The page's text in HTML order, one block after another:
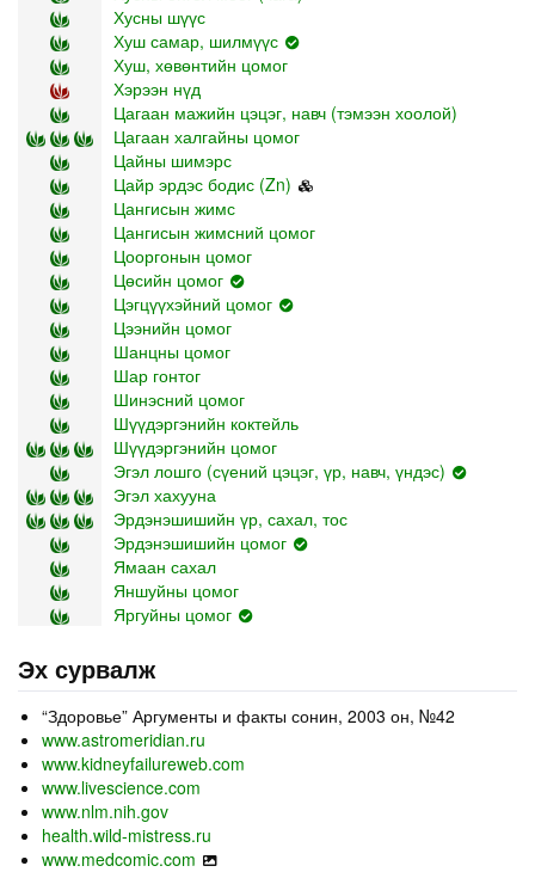
Хусны шүүс
Хуш самар, шилмүүс
Хуш, хөвөнтийн цомог
Хэрээн нүд
Цагаан мажийн цэцэг, навч (тэмээн хоолой)
Цагаан халгайны цомог
Цайны шимэрс
Цайр эрдэс бодис (Zn)
Цангисын жимс
Цангисын жимсний цомог
Цооргонын цомог
Цөсийн цомог
Цэгцүүхэйний цомог
Цээнийн цомог
Шанцны цомог
Шар гонтог
Шинэсний цомог
Шүүдэргэнийн коктейль
Шүүдэргэнийн цомог
Эгэл лошго (сүений цэцэг, үр, навч, үндэс)
Эгэл хахууна
Эрдэнэшишийн үр, сахал, тос
Эрдэнэшишийн цомог
Ямаан сахал
Яншуйны цомог
Яргуйны цомог
Эх сурвалж
“Здоровье” Аргументы и факты сонин, 2003 он, №42
www.astromeridian.ru
www.kidneyfailureweb.com
www.livescience.com
www.nlm.nih.gov
health.wild-mistress.ru
www.medcomic.com